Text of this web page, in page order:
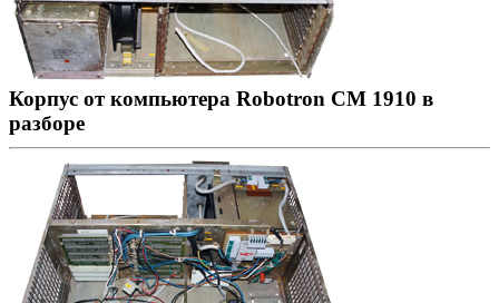
Корпус от компьютера Robotron CM 1910 в
разборе